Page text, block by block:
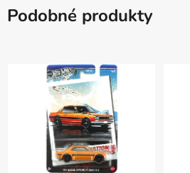
Podobné produkty